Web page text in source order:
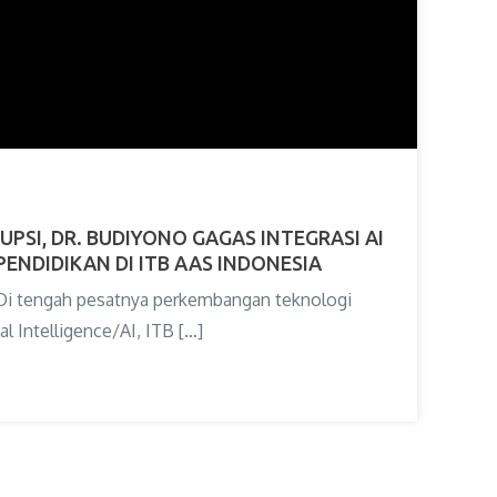
DR. BUDIYONO GAGAS INTEGRASI AI
DI ITB AAS INDONESIA
tengah pesatnya perkembangan teknologi
Intelligence/AI, ITB […]